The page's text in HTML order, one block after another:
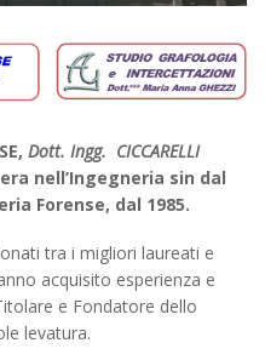
Dott. Ingg. CICCARELLI
nell’Ingegneria sin dal
Forense, dal 1985.
tra i migliori laureati e
acquisito esperienza e
e Fondatore dello
levatura.